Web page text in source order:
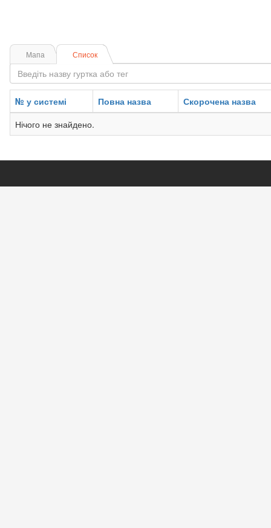
Мапа Список
№ у системі Повна назва
Скорочена назва
Нічого не знайдено.